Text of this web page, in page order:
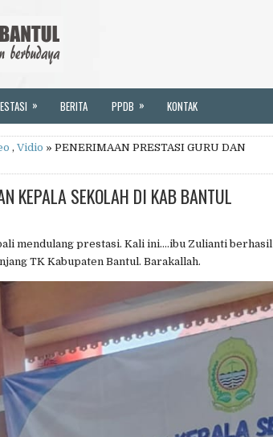
» BERITA PPDB » KONTAK
, Vidio » PENERIMAAN PRESTASI GURU DAN
KEPALA SEKOLAH DI KAB BANTUL
mendulang prestasi. Kali ini....ibu Zulianti berhasil
TK Kabupaten Bantul. Barakallah.